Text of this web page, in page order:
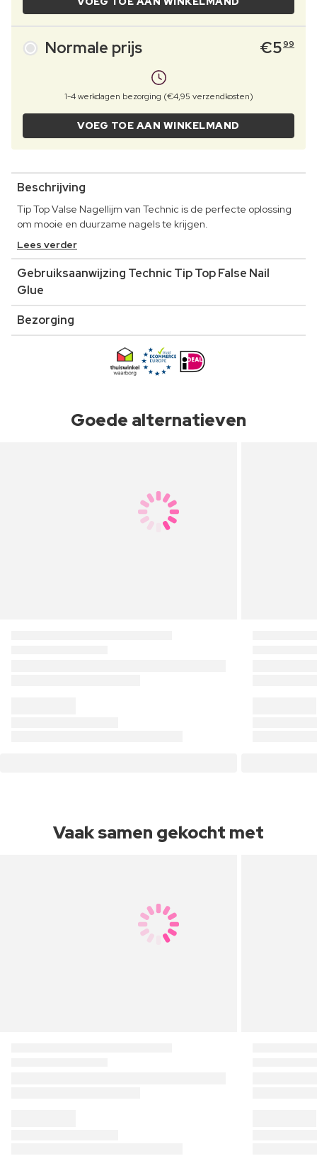
Normale prijs €599
1-4 werkdagen bezorging (€4,95 verzendkosten)
VOEG TOE AAN WINKELMAND
Beschrijving
Tip Top Valse Nagellijm van Technic is de perfecte oplossing
om mooie en duurzame nagels te krijgen.
Lees verder
Gebruiksaanwijzing Technic Tip Top False Nail
Glue
Bezorging
Goede alternatieven
Vaak samen gekocht met